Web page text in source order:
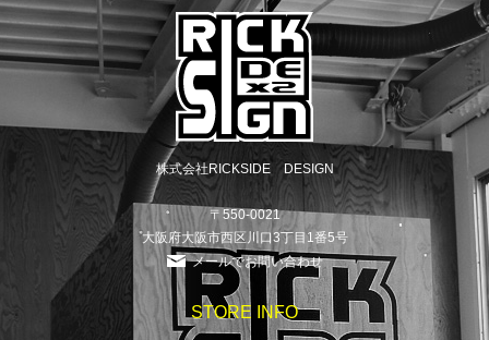
株式会社RICKSIDE DESIGN
〒550-0021
大阪府大阪市西区川口3丁目1番5号
メールでお問い合わせ
STORE INFO